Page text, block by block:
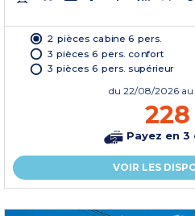
2 pièces cabine 6 pers.
3 pièces 6 pers. confort
3 pièces 6 pers. supérieur
du 22/08/2026
Payez en 3
VOIR LES